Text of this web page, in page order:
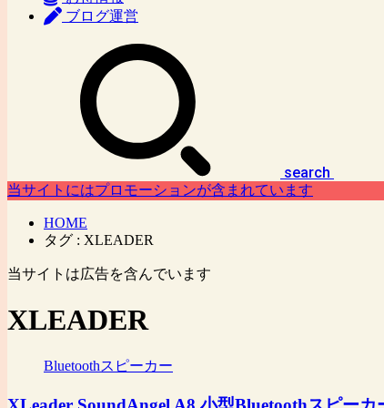
ブログ運営
search
当サイトにはプロモーションが含まれています
HOME
タグ : XLEADER
当サイトは広告を含んでいます
XLEADER
Bluetoothスピーカー